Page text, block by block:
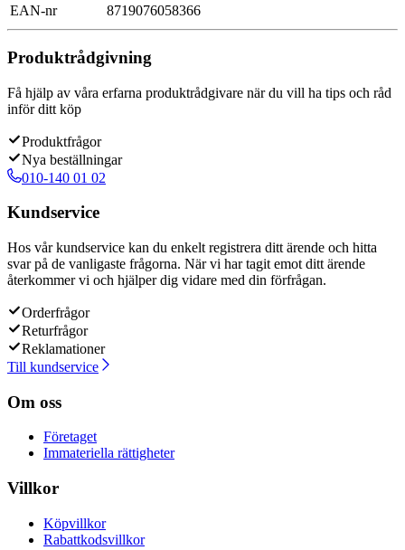
EAN-nr
8719076058366
Produktrådgivning
Få hjälp av våra erfarna produktrådgivare när du vill ha tips och råd
inför ditt köp
Produktfrågor
Nya beställningar
010-140 01 02
Kundservice
Hos vår kundservice kan du enkelt registrera ditt ärende och hitta
svar på de vanligaste frågorna. När vi har tagit emot ditt ärende
återkommer vi och hjälper dig vidare med din förfrågan.
Orderfrågor
Returfrågor
Reklamationer
Till kundservice
Om oss
Företaget
Immateriella rättigheter
Villkor
Köpvillkor
Rabattkodsvillkor